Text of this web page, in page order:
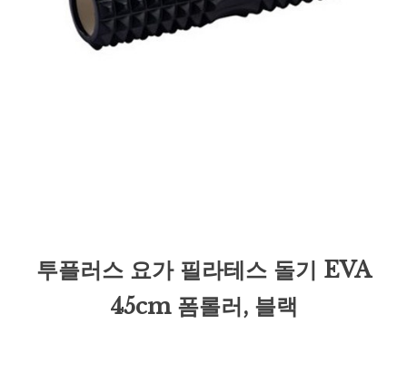
투플러스 요가 필라테스 돌기 EVA
45cm 폼롤러, 블랙